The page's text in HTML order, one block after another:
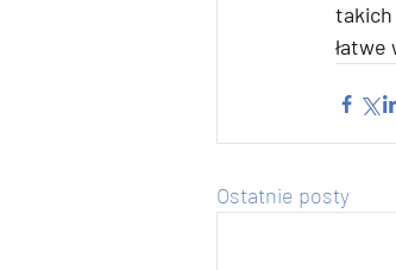
takich
łatwe
Ostatnie posty